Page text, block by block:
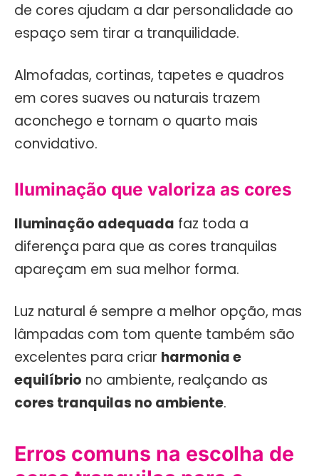
de cores ajudam a dar personalidade ao
espaço sem tirar a tranquilidade.
Almofadas, cortinas, tapetes e quadros
em cores suaves ou naturais trazem
aconchego e tornam o quarto mais
convidativo.
Iluminação que valoriza as cores
Iluminação adequada faz toda a
diferença para que as cores tranquilas
apareçam em sua melhor forma.
Luz natural é sempre a melhor opção, mas
lâmpadas com tom quente também são
excelentes para criar harmonia e
equilíbrio no ambiente, realçando as
cores tranquilas no ambiente.
Erros comuns na escolha de